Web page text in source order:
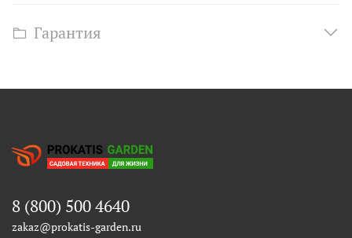
Гарантия
8 (800) 500 4640
zakaz@prokatis-garden.ru